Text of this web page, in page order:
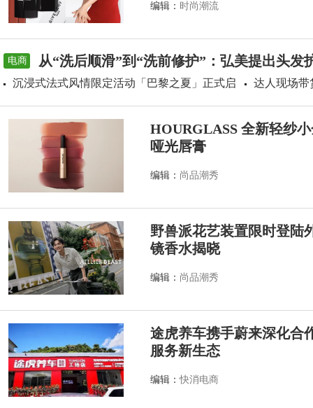
编辑： 时尚潮流
电商 从“洗后顺滑”到“洗前修护”：弘美提出头发
沉浸式法式风情限定活动「巴黎之夏」正式启 达人现场带
HOURGLASS 全新轻纱
哑光唇膏
编辑： 尚品潮秀
野兽派花艺装置限时登
镜香水揭晓
编辑： 尚品潮秀
途虎养车携手蔚来深化合
服务新生态
编辑：快消电商